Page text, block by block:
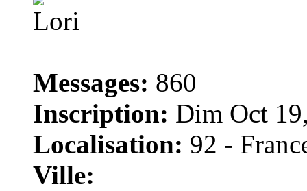
Messages: 860
Inscription: Dim Oct
Localisation: 92 -
Ville: